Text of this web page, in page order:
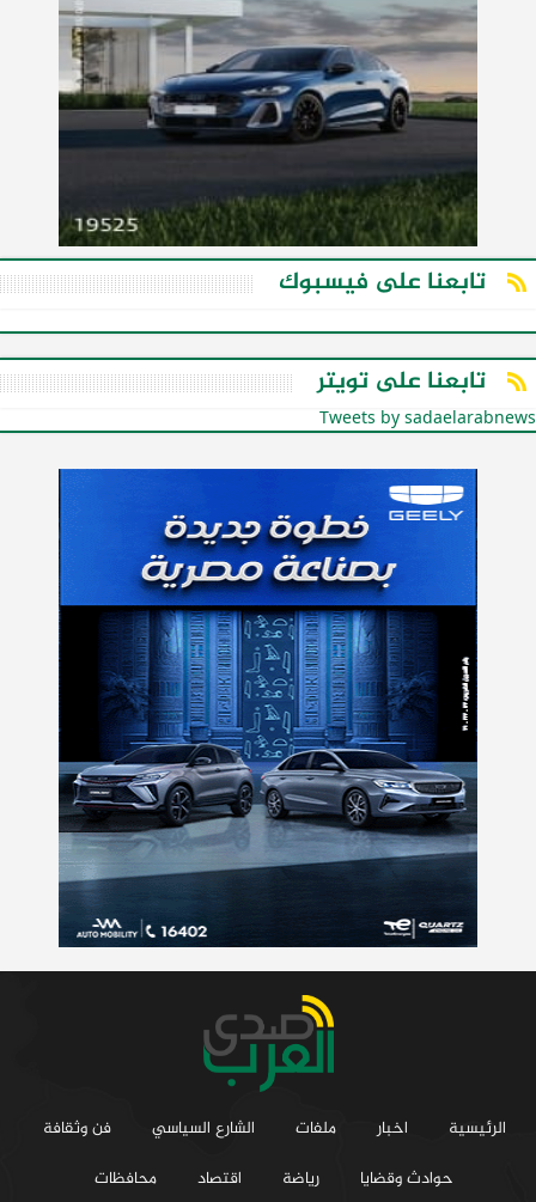
تابعنا على فيسبوك
تابعنا على تويتر
Tweets by sadaelarabnews
الرئيسية اخبار ملفات الشارع السياسي
فن وثقافة
حوادث وقضايا
رياضة اقتصاد محافظات